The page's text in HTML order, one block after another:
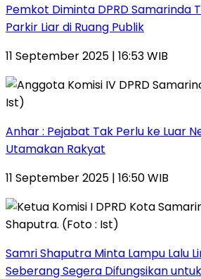
Pemkot Diminta DPRD Samarinda
Parkir Liar di Ruang Publik
11 September 2025 | 16:53 WIB
Anhar : Pejabat Tak Perlu ke Luar
Utamakan Rakyat
11 September 2025 | 16:50 WIB
Samri Shaputra Minta Lampu Lalu
Seberang Segera Difungsikan